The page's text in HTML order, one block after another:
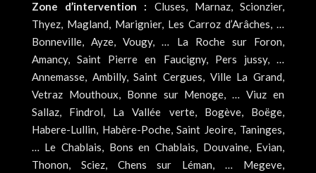
Zone d’intervention : Cluses, Marnaz, Scionzier,
Thyez, Magland, Marignier, Les Carroz d’Arâches, …
Bonneville, Ayze, Vougy, … La Roche sur Foron,
Amancy, Saint Pierre en Faucigny, Pers jussy, …
Annemasse, Ambilly, Saint Cergues, Ville La Grand,
Vetraz Mouthoux, Bonne sur Menoge, … Viuz en
Sallaz, Findrol, La Vallée verte, Bogève, Boëge,
Habere-Lullin, Habère-Poche, Saint Jeoire, Taninges,
… Le Chablais, Bons en Chablais, Douvaine, Evian,
Thonon, Sciez, Chens sur Léman, … Megeve,